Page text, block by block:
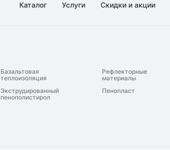
Каталог Услуги Скидки и акции
Базальтовая
теплоизоляция
Рефлекторные
материалы
Экструдированный
пенополистирол
Пенопласт